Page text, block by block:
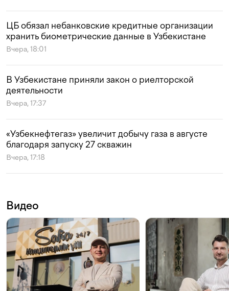
ЦБ обязал небанковские кредитные организации
хранить биометрические данные в Узбекистане
Вчера, 18:01
В Узбекистане приняли закон о риелторской
деятельности
Вчера, 17:37
«Узбекнефтегаз» увеличит добычу газа в августе
благодаря запуску 27 скважин
Вчера, 17:18
Видео